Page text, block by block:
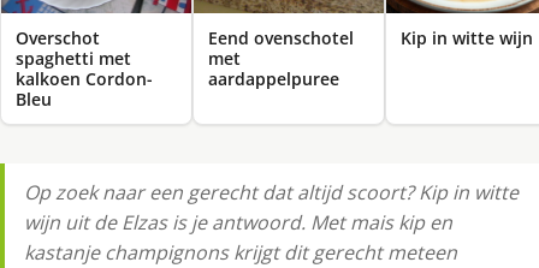
Overschot
spaghetti met
kalkoen Cordon-
Bleu
Eend ovenschotel
met
aardappelpuree
Kip in witte wijn
Op zoek naar een gerecht dat altijd scoort? Kip in witte
wijn uit de Elzas is je antwoord. Met mais kip en
kastanje champignons krijgt dit gerecht meteen